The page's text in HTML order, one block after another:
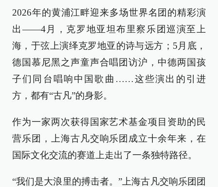
2026年的黄浦江畔迎来多场世界名团的精彩演
出——4月，克罗地亚坦布里察乐团巡演至上
海，于弦上演绎克罗地亚的诗与远方；5月底，
德国慕尼黑之声童声合唱团访沪，中德两国孩
子们同台唱响中国歌曲……这些演出的引进
方，都有“古凡”的身影。
作为一家两次获得国家艺术基金项目资助的民
营乐团，上海古凡交响乐团成立十余年来，在
国际文化交流的赛道上走出了一条独特路径。
“我们是大浪里的搏击者。”上海古凡交响乐团团